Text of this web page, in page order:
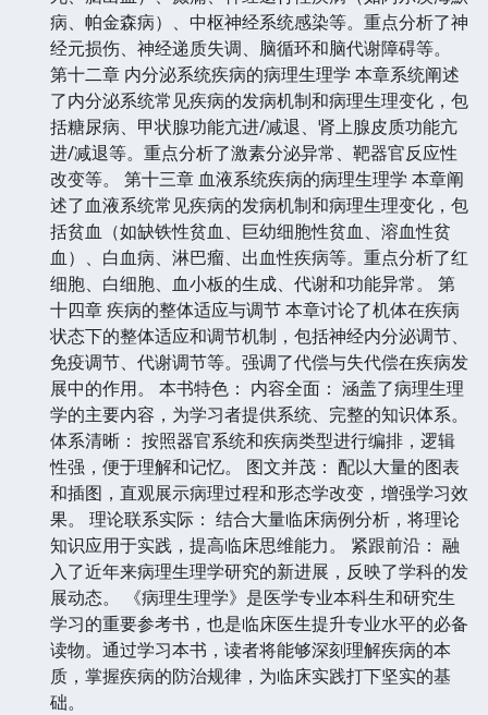
病、帕金森病）、中枢神经系统感染等。重点分析了神
经元损伤、神经递质失调、脑循环和脑代谢障碍等。
第十二章 内分泌系统疾病的病理生理学 本章系统阐述
了内分泌系统常见疾病的发病机制和病理生理变化，包
括糖尿病、甲状腺功能亢进/减退、肾上腺皮质功能亢
进/减退等。重点分析了激素分泌异常、靶器官反应性
改变等。 第十三章 血液系统疾病的病理生理学 本章阐
述了血液系统常见疾病的发病机制和病理生理变化，包
括贫血（如缺铁性贫血、巨幼细胞性贫血、溶血性贫
血）、白血病、淋巴瘤、出血性疾病等。重点分析了红
细胞、白细胞、血小板的生成、代谢和功能异常。 第
十四章 疾病的整体适应与调节 本章讨论了机体在疾病
状态下的整体适应和调节机制，包括神经内分泌调节、
免疫调节、代谢调节等。强调了代偿与失代偿在疾病发
展中的作用。 本书特色： 内容全面： 涵盖了病理生理
学的主要内容，为学习者提供系统、完整的知识体系。
体系清晰： 按照器官系统和疾病类型进行编排，逻辑
性强，便于理解和记忆。 图文并茂： 配以大量的图表
和插图，直观展示病理过程和形态学改变，增强学习效
果。 理论联系实际： 结合大量临床病例分析，将理论
知识应用于实践，提高临床思维能力。 紧跟前沿： 融
入了近年来病理生理学研究的新进展，反映了学科的发
展动态。 《病理生理学》是医学专业本科生和研究生
学习的重要参考书，也是临床医生提升专业水平的必备
读物。通过学习本书，读者将能够深刻理解疾病的本
质，掌握疾病的防治规律，为临床实践打下坚实的基
础。